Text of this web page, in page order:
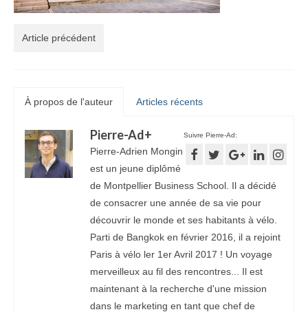
Article précédent
À propos de l'auteur Articles récents
Suivre Pierre-Ad:
Pierre-Ad+
Pierre-Adrien Mongin
est un jeune diplômé
de Montpellier Business School. Il a décidé
de consacrer une année de sa vie pour
découvrir le monde et ses habitants à vélo.
Parti de Bangkok en février 2016, il a rejoint
Paris à vélo ler 1er Avril 2017 ! Un voyage
merveilleux au fil des rencontres... Il est
maintenant à la recherche d'une mission
dans le marketing en tant que chef de